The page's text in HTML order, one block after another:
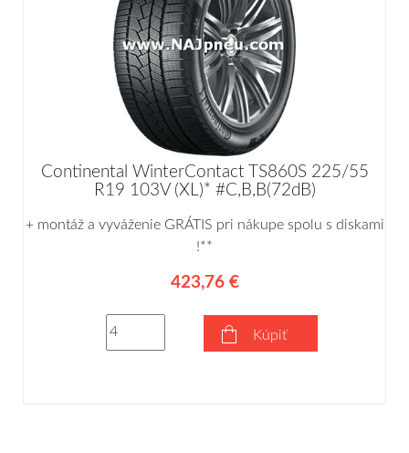
Continental WinterContact TS860S 225/55
R19 103V (XL)* #C,B,B(72dB)
+ montáž a vyváženie GRÁTIS pri nákupe spolu s diskami
!**
423,76 €
Kúpiť